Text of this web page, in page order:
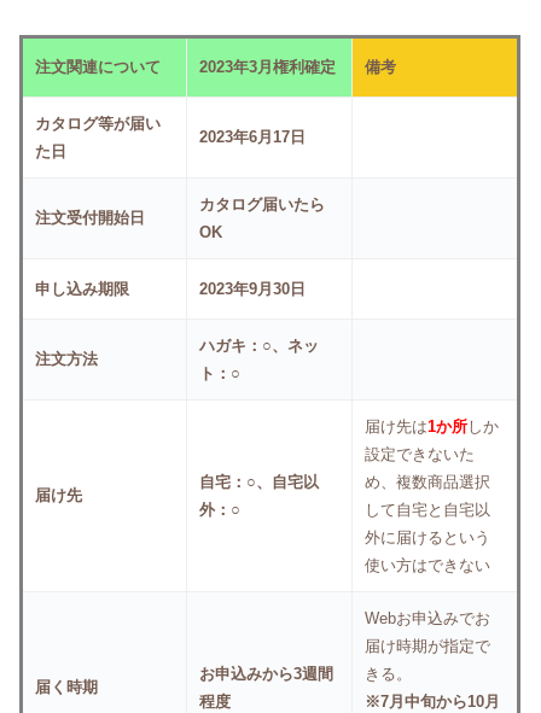
注文関連について 2023年3月権利確定 備考
カタログ等が届い
た日
2023年6月17日
注文受付開始日
カタログ届いたら
OK
申し込み期限 2023年9月30日
注文方法
ハガキ：○、ネッ
ト：○
届け先
自宅：○、自宅以
外：○
届け先は1か所しか
設定できないた
め、複数商品選択
して自宅と自宅以
外に届けるという
使い方はできない
届く時期
お申込みから3週間
程度
Webお申込みでお
届け時期が指定で
きる。
※7月中旬から10月